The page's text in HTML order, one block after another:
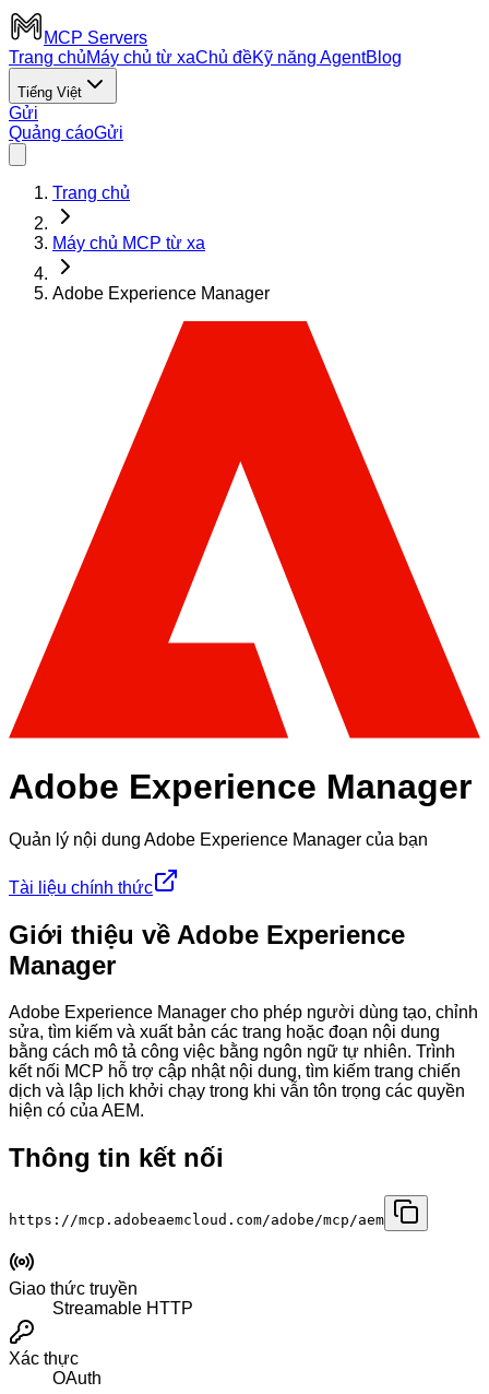
MCP Servers
Trang chủMáy chủ từ xaChủ đềKỹ năng AgentBlog
Tiếng Việt
Gửi
Quảng cáoGửi
Trang chủ
Máy chủ MCP từ xa
Adobe Experience Manager
Adobe Experience Manager
Quản lý nội dung Adobe Experience Manager của bạn
Tài liệu chính thức
Giới thiệu về Adobe Experience
Manager
Adobe Experience Manager cho phép người dùng tạo, chỉnh
sửa, tìm kiếm và xuất bản các trang hoặc đoạn nội dung
bằng cách mô tả công việc bằng ngôn ngữ tự nhiên. Trình
kết nối MCP hỗ trợ cập nhật nội dung, tìm kiếm trang chiến
dịch và lập lịch khởi chạy trong khi vẫn tôn trọng các quyền
hiện có của AEM.
Thông tin kết nối
https://mcp.adobeaemcloud.com/adobe/mcp/aem
Giao thức truyền
Streamable HTTP
Xác thực
OAuth